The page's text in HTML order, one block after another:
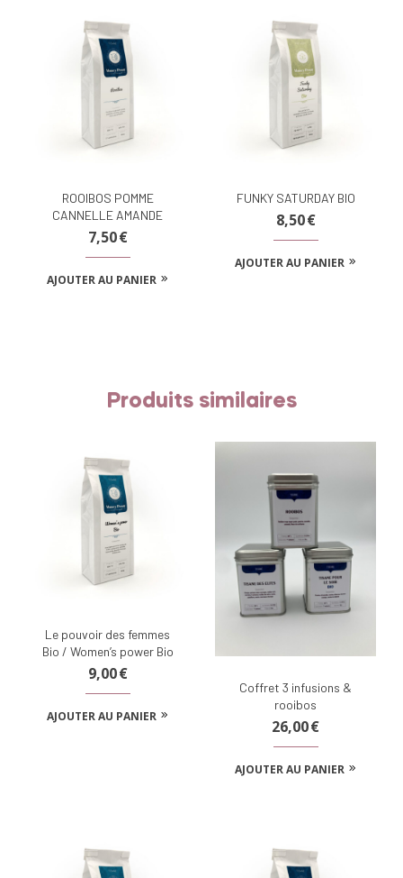
ROOIBOS POMME
CANNELLE AMANDE
7,50€
AJOUTER AU PANIER
FUNKY SATURDAY BIO
8,50€
AJOUTER AU PANIER
Produits similaires
Le pouvoir des femmes
Bio / Women’s power Bio
9,00€
AJOUTER AU PANIER
Coffret 3 infusions &
rooibos
26,00€
AJOUTER AU PANIER